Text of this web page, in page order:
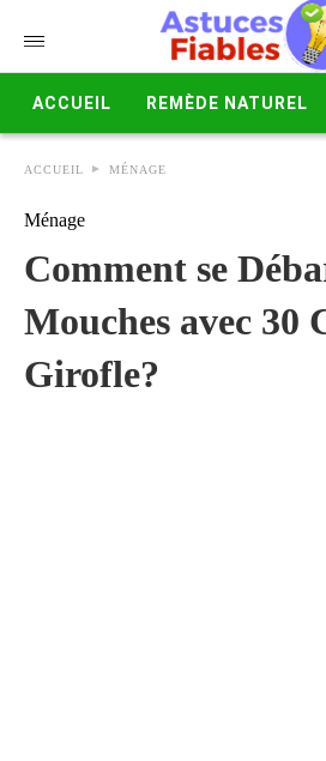
ACCUEIL REMÈDE NATUREL
ACCUEIL MÉNAGE
Ménage
Comment se
Mouches avec 30
Girofle?